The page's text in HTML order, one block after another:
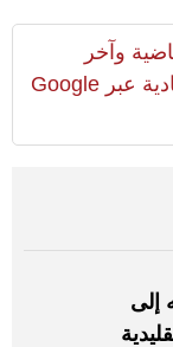
وآخر
المستجدات السياسية والإقتصادية عبر Google
إلى